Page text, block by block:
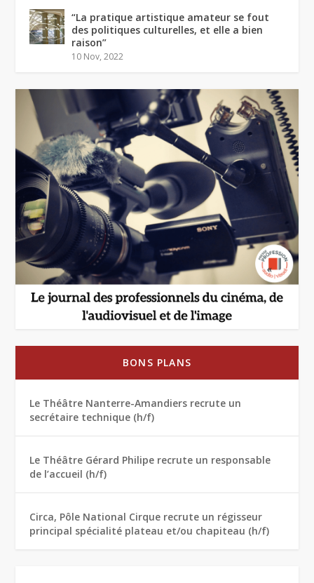
“La pratique artistique amateur se fout
des politiques culturelles, et elle a bien
raison”
10 Nov, 2022
BONS PLANS
Le Théâtre Nanterre-Amandiers recrute un
secrétaire technique (h/f)
Le Théâtre Gérard Philipe recrute un responsable
de l’accueil (h/f)
Circa, Pôle National Cirque recrute un régisseur
principal spécialité plateau et/ou chapiteau (h/f)